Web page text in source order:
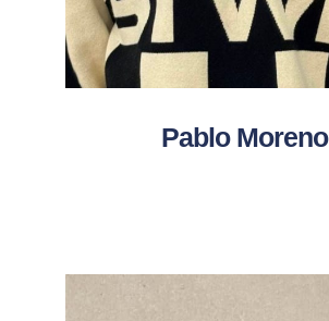
Pablo Moreno